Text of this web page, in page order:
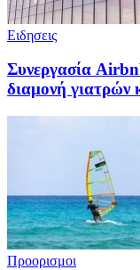
Ειδησεις
Συνεργασία
διαμονή γιατρών
Προορισμοι